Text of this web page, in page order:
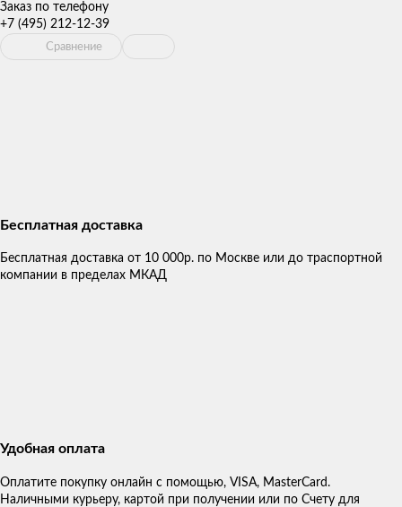
Заказ по телефону
+7 (495) 212-12-39
Сравнение
Бесплатная доставка
Бесплатная доставка от 10 000р. по Москве или до траспортной
компании в пределах МКАД
Удобная оплата
Оплатите покупку онлайн с помощью, VISA, MasterCard.
Наличными курьеру, картой при получении или по Счету для